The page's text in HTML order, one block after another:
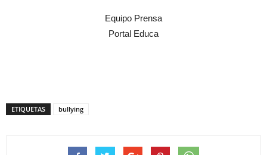
Equipo Prensa
Portal Educa
ETIQUETAS bullying